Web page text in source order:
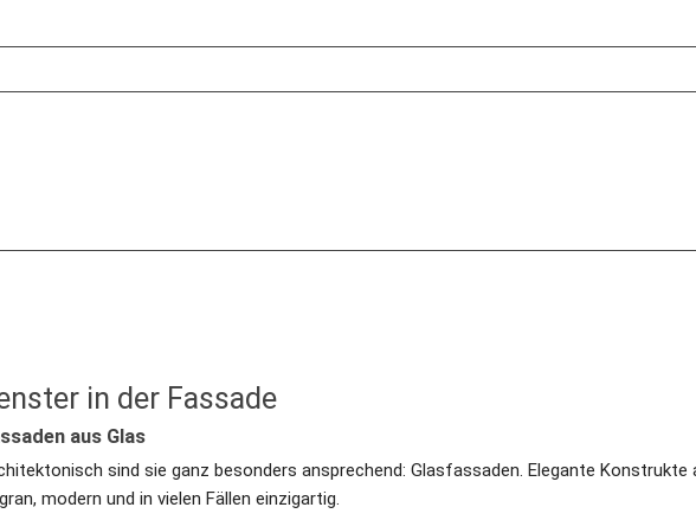
in der Fassade
aus Glas
sind sie ganz besonders ansprechend: Glasfassaden. Elegante Konstrukte
modern und in vielen Fällen einzigartig.